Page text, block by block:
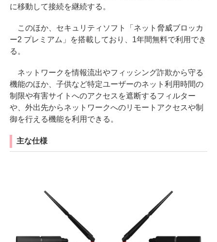
に移動して接続を継続する。
このほか、セキュリティソフト「ネット脅威ブロッカ
ー2 プレミアム」を搭載しており、1年間無料で利用でき
る。
ネットワークを情報流出やフィッシング詐欺から守る
機能のほか、子供など特定ユーザーのネット利用時間の
制限や有害サイトへのアクセスを遮断するフィルター
や、外出先からネットワークへのリモートアクセスや制
御を行える機能を利用できる。
主な仕様